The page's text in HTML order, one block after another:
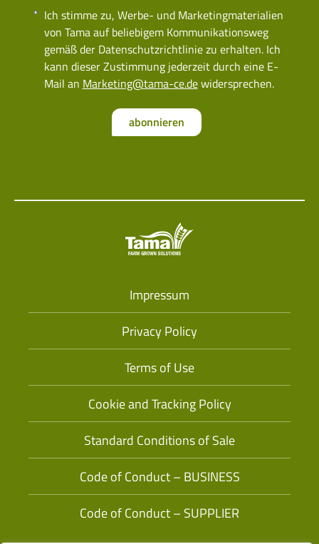
Ich stimme zu, Werbe- und Marketingmaterialien
von Tama auf beliebigem Kommunikationsweg
gemäß der Datenschutzrichtlinie zu erhalten. Ich
kann dieser Zustimmung jederzeit durch eine E-
Mail an Marketing@tama-ce.dewidersprechen.
abonnieren
Impressum
Privacy Policy
Terms of Use
Cookie and Tracking Policy
Standard Conditions of Sale
Code of Conduct – BUSINESS
Code of Conduct – SUPPLIER